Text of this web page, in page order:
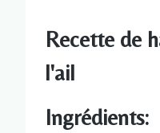
Recette de
l'ail
Ingrédients: